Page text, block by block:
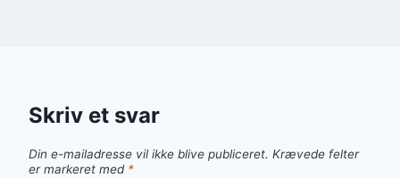
Skriv et svar
Din e-mailadresse vil ikke blive publiceret. Krævede felter
er markeret med *